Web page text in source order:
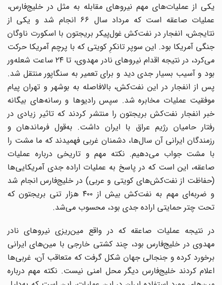
یکی از عملیات‌های مهم نیروهای مقابله به مثل در خلیج‌فارس،
عملیات صاعقه است که مرداد سال ۶۶ انجام شد و یکی از
نتایجش، انفجار در نفت‌کش غول‌پیکر بریجتون با اسکورت ناوگان
جنگی آمریکا بود. این سوپر تانکرِ کویتی که با پرچم آمریکا حرکت
می‌کرد، در نتیجه اقدام نیروهای نادر مهدوی، تا ۲۴ ساعت شعله‌ور
بود و آسیب بسیار جدی دید و برای تعمیر به سنگاپور منتقل شد.
پس از انفجار در این نفت‌کش، بالافاصله به بوشهر و تهران پیام
موفقیت عملیات مخابره شد. سپس رادیوها و رسانه‌های بیگانه
خبر انفجار نفت‌کش بریجتون را منتشر کردند که تاثیر زیادی در
رفتار حامیان رژیم عراق با ایران داشت. به‌قول فرماندهان و
رزمندگان ایرانی آن سال‌ها، دشمنان غربی فهمیدند که ما مشت را
با مشت جواب می‌دهیم. نکته مهم و تاریخی درباره عملیات
صاعقه، این است که در پاسخ به عملیات اراده جدی آمریکایی‌ها
(حفاظت از نفت‌کش‌های کویتی و عربی) در خلیج‌فارس انجام شد
و ضربه‌ای مهم به نفت‌کش بیش از ۴۰۰ هزار تنی بریجتون که
تحت چتر حمایتی اراده جدی بود، محسوب می‌شد.
در نتیجه عملیات صاعقه که در واقع مین‌ریزی نیروهای نادر
مهدوی در خلیج‌فارس بود، چند کشتی خارجی با مین‌های ایرانی
برخورد کرده و جنجالی جهان شکل گرفت که متعاقب آن، غربی‌ها
اعلام کردند خلیج‌فارس دیگر محل امنی نیست. نکته مهم درباره